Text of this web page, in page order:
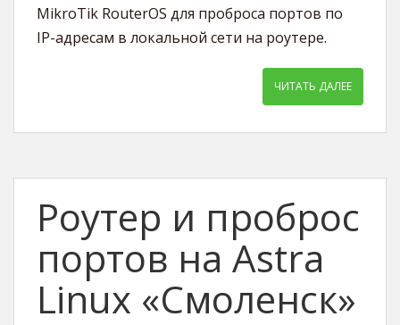
MikroTik RouterOS для проброса портов по
IP-адресам в локальной сети на роутере.
ЧИТАТЬ ДАЛЕЕ
Роутер и проброс
портов на Astra
Linux «Смоленск»